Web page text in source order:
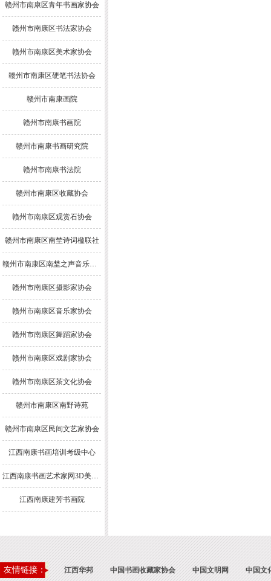
赣州市南康区青年书画家协会
赣州市南康区书法家协会
赣州市南康区美术家协会
赣州市南康区硬笔书法协会
赣州市南康画院
赣州市南康书画院
赣州市南康书画研究院
赣州市南康书法院
赣州市南康区收藏协会
赣州市南康区观赏石协会
赣州市南康区南埜诗词楹联社
赣州市南康区南埜之声音乐舞蹈协会
赣州市南康区摄影家协会
赣州市南康区音乐家协会
赣州市南康区舞蹈家协会
赣州市南康区戏剧家协会
赣州市南康区茶文化协会
赣州市南康区南野诗苑
赣州市南康区民间文艺家协会
江西南康书画培训考级中心
江西南康书画艺术家网3D美术馆
江西南康建芳书画院
友情链接： 江西华邦 中国书画收藏家协会 中国文明网
中国文